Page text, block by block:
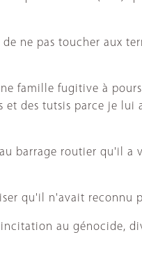
ne pas toucher aux
famille fugitive à
des tutsis parce je lui
barrage routier qu'il a
qu'il n'avait reconnu
au génocide,